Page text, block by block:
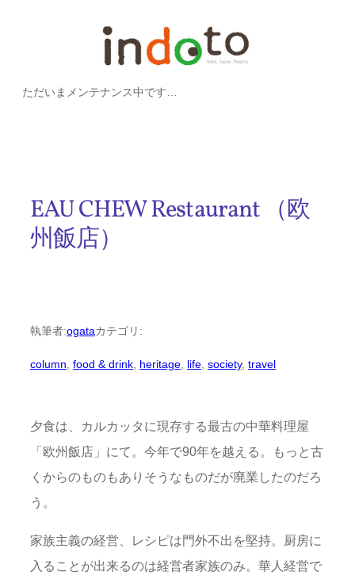
ただいまメンテナンス中です…
EAU CHEW Restaurant （欧
州飯店）
執筆者:ogataカテゴリ:
column, food & drink, heritage, life, society, travel
夕食は、カルカッタに現存する最古の中華料理屋
「欧州飯店」にて。今年で90年を越える。もっと古
くからのものもありそうなものだが廃業したのだろ
う。
家族主義の経営、レシピは門外不出を堅持。厨房に
入ることが出来るのは経営者家族のみ。華人経営で